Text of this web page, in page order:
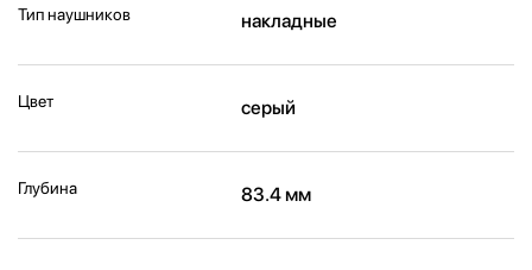
Тип наушников накладные
Цвет серый
Глубина 83.4 мм